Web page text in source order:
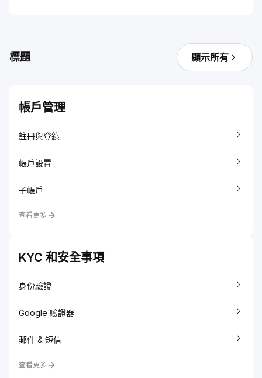
標題 顯示所有
帳戶管理
註冊與登錄
帳戶設置
子帳戶
查看更多
KYC 和安全事項
身份驗證
Google 驗證器
郵件 & 短信
查看更多